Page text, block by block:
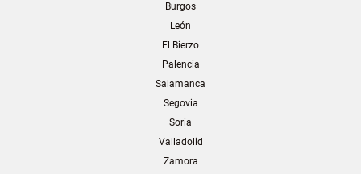
Burgos
León
El Bierzo
Palencia
Salamanca
Segovia
Soria
Valladolid
Zamora